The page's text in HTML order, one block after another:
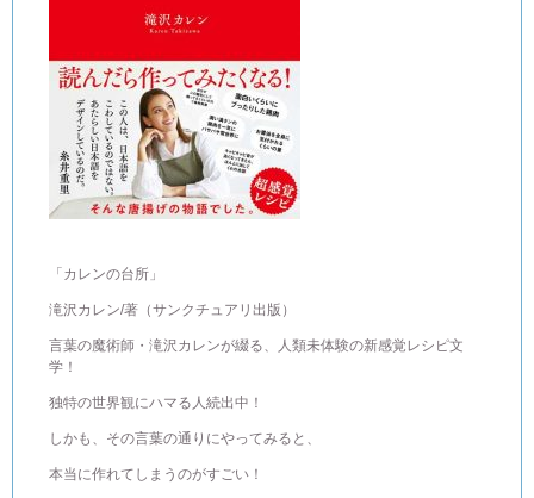
「カレンの台所」
滝沢カレン/著（サンクチュアリ出版）
言葉の魔術師・滝沢カレンが綴る、人類未体験の新感覚レシピ文
学！
独特の世界観にハマる人続出中！
しかも、その言葉の通りにやってみると、
本当に作れてしまうのがすごい！